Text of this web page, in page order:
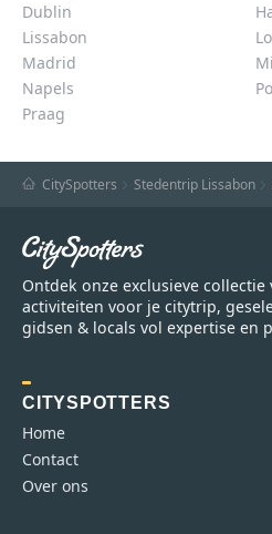
Dublin
Lissabon
Madrid
Napels
Praag
CitySpotters Stedentrip Lissabon
Ontdek onze exclusieve
activiteiten voor je citytrip,
gidsen & locals vol expertise en
CITYSPOTTERS
Home
Contact
Over ons